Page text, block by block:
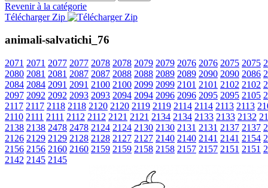
Revenir à la catégorie
Télécharger Zip
animali-salvatichi_76
2071 2071 2077 2077 2078 2078 2079 2079 2076 2076 2075 2075
2080 2081 2081 2087 2087 2088 2088 2089 2089 2090 2090 2086
2084 2084 2091 2091 2100 2100 2099 2099 2101 2101 2102 2102
2097 2092 2092 2093 2093 2094 2094 2096 2096 2095 2095 2105
2117 2117 2118 2118 2120 2120 2119 2119 2114 2114 2113 2113
2110 2111 2111 2112 2112 2121 2121 2134 2134 2133 2133 2132
2138 2138 2478 2478 2124 2124 2130 2130 2131 2131 2137 2137
2126 2129 2129 2128 2128 2127 2127 2140 2140 2141 2141 2154
2156 2156 2160 2160 2159 2159 2158 2158 2157 2157 2151 2151
2142 2145 2145